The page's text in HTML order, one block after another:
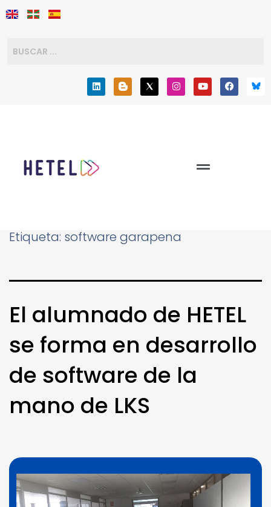
Etiqueta: software garapena
El alumnado de HETEL
se forma en desarrollo
de software de la
mano de LKS